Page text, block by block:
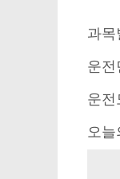
과목
운전
운
오